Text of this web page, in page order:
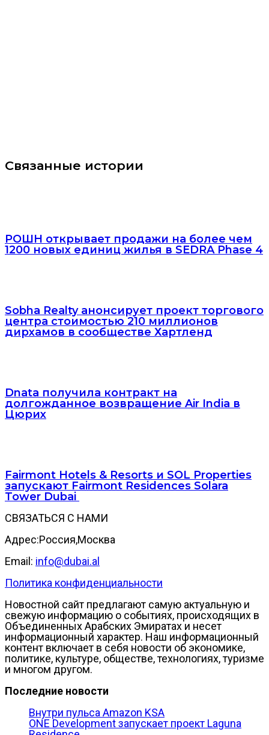
Связанные истории
РОШН открывает продажи на более чем
1200 новых единиц жилья в SEDRA Phase 4
Sobha Realty анонсирует проект торгового
центра стоимостью 210 миллионов
дирхамов в сообществе Хартленд
Dnata получила контракт на
долгожданное возвращение Air India в
Цюрих
Fairmont Hotels & Resorts и SOL Properties
запускают Fairmont Residences Solara
Tower Dubai
СВЯЗАТЬСЯ С НАМИ
Адрес:Россия,Москва
Email: info@dubai.al
Политика конфиденциальности
Новостной сайт предлагают самую актуальную и
свежую информацию о событиях, происходящих в
Объединенных Арабских Эмиратах и несет
информационный характер. Наш информационный
контент включает в себя новости об экономике,
политике, культуре, обществе, технологиях, туризме
и многом другом.
Последние новости
Внутри пульса Amazon KSA
ONE Development запускает проект Laguna